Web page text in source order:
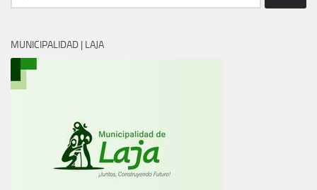
MUNICIPALIDAD | LAJA